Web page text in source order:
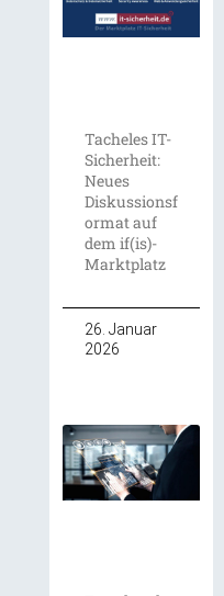
Tacheles IT-
Sicherheit:
Neues
Diskussionsf
ormat auf
dem if(is)-
Marktplatz
26. Januar
2026